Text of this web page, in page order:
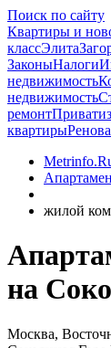
Поиск по сайту
Квартиры и
классЭлита
ЗаконыНалоги
недвижимость
недвижимость
ремонт
квартиры
жилой
на
Москва,